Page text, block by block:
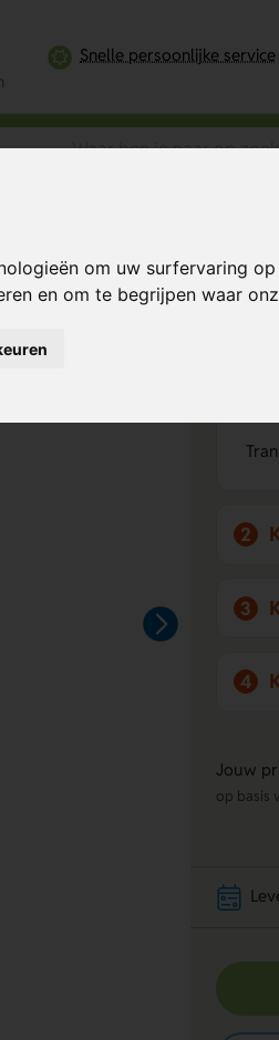
om uw surfervaring
en om te begrijpen waar
Snelle persoonlijke service
2
3
4
Jouw
op basis